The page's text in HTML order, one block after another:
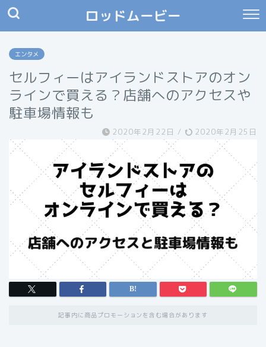
ロッドムービー
エンタメ
セルフィーはアイランドストアのオン
ラインで買える？店舗へのアクセスや
駐車場情報も
2020年2月22日 / 2020年2月25日
記事内に商品プロモーションを含む場合があります